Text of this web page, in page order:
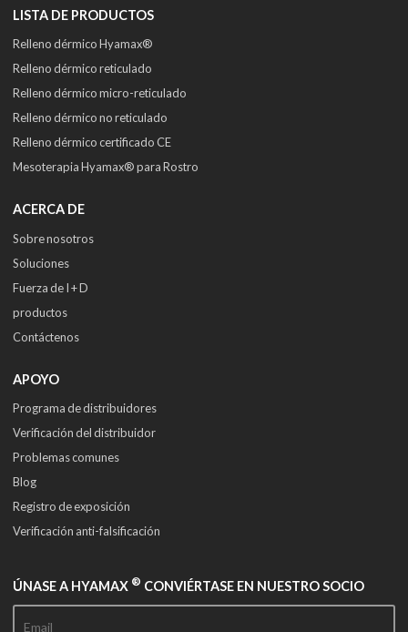
LISTA DE PRODUCTOS
Relleno dérmico Hyamax®
Relleno dérmico reticulado
Relleno dérmico micro-reticulado
Relleno dérmico no reticulado
Relleno dérmico certificado CE
Mesoterapia Hyamax® para Rostro
ACERCA DE
Sobre nosotros
Soluciones
Fuerza de I + D
productos
Contáctenos
APOYO
Programa de distribuidores
Verificación del distribuidor
Problemas comunes
Blog
Registro de exposición
Verificación anti-falsificación
ÚNASE A HYAMAX ® CONVIÉRTASE EN NUESTRO SOCIO